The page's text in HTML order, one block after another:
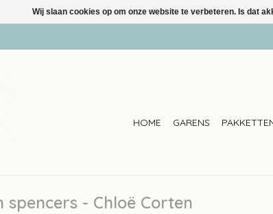
HOME GARENS
- Chloë Corten
Wij slaan cookies op om onze website te verbeteren. Is dat